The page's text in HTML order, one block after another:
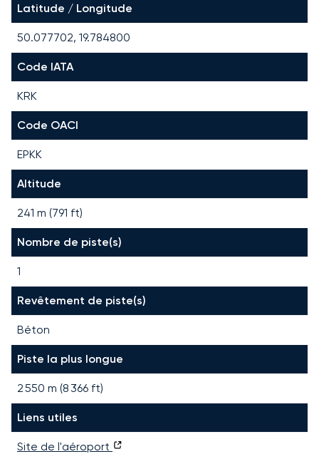
Latitude / Longitude
50.077702, 19.784800
Code IATA
KRK
Code OACI
EPKK
Altitude
241 m (791 ft)
Nombre de piste(s)
1
Revêtement de piste(s)
Béton
Piste la plus longue
2 550 m (8 366 ft)
Liens utiles
Site de l'aéroport